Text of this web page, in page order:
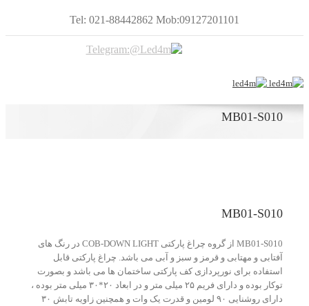
Tel: 021-88442862 Mob:09127201101
MB01-S010
MB01-S010
MB01-S010 از گروه چراغ پارکتی COB-DOWN LIGHT در رنگ های
آفتابی و مهتابی و قرمز و سبز و آبی می باشد. چراغ پارکتی قابل
استفاده برای نورپردازی کف پارکتی ساختمان ها می باشد و بصورت
توکار بوده و دارای فریم ۲۵ میلی متر و در ابعاد ۲۰*۳۰ میلی متر بوده ،
دارای روشنایی ۹۰ لومین و قدرت یک وات و همچنین زاویه تابش ۳۰